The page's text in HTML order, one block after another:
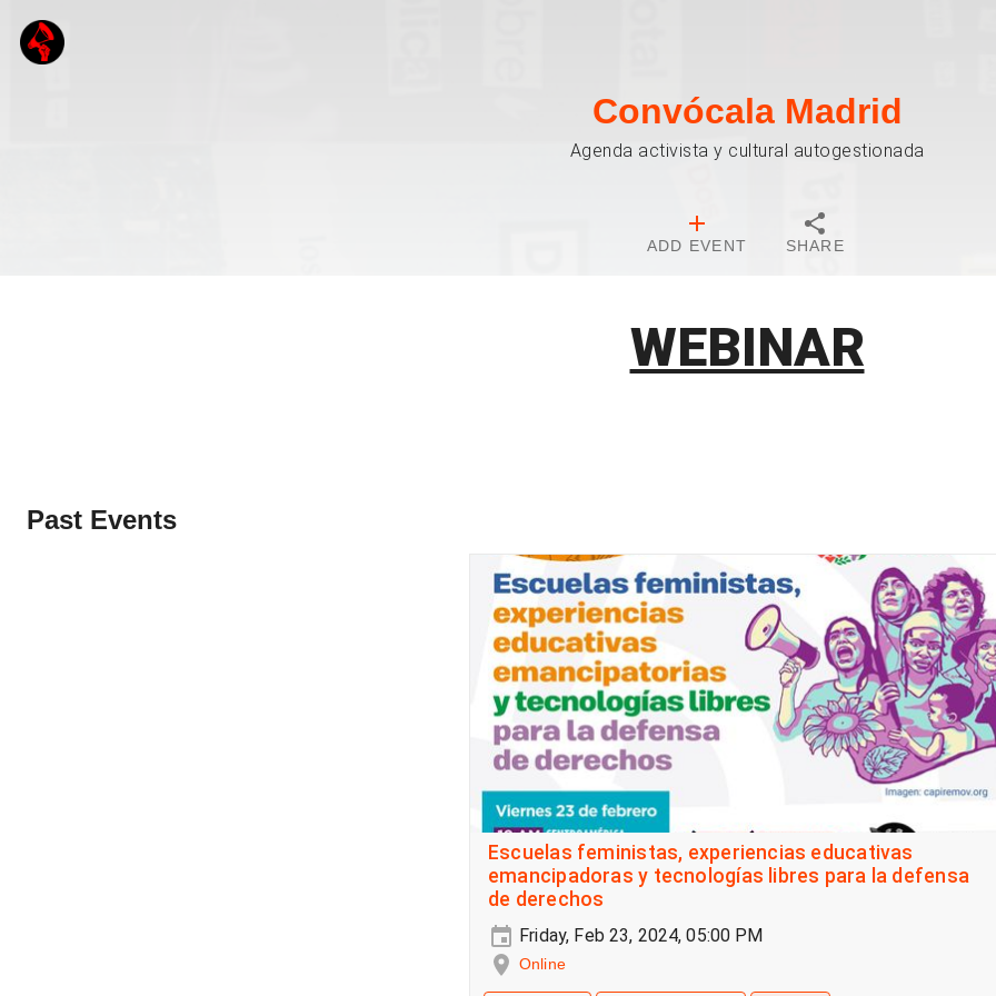
Convócala Madrid
Agenda activista y cultural autogestionada
ADD EVENT SHARE
WEBINAR
Past Events
Escuelas feministas, experiencias educativas
emancipadoras y tecnologías libres para la defensa
de derechos
Friday, Feb 23, 2024, 05:00 PM
Online